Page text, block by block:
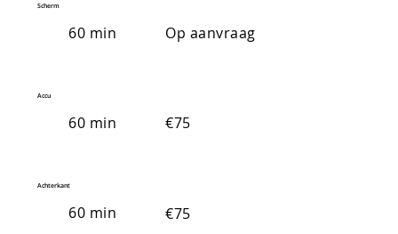
Scherm
60 min Op aanvraag
Accu
60 min €75
Achterkant
60 min €75